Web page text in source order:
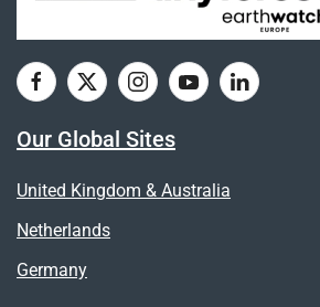
Our Global Sites
United Kingdom & Australia
Netherlands
Germany